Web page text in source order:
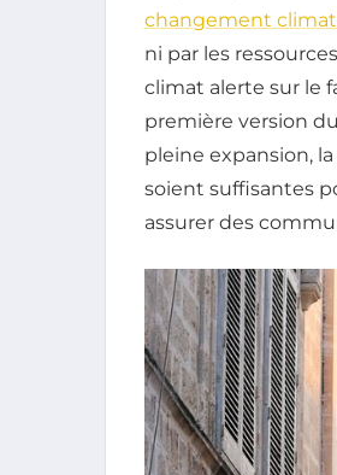
changement
ni par les
climat alerte sur le
première version
pleine expansion,
soient suffisantes
assurer des